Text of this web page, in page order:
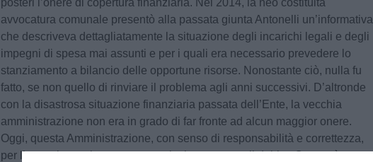
avvocatura comunale presentò alla passata giunta Antonelli un’informativa
che descriveva dettagliatamente la situazione degli incarichi legali e degli
impegni di spesa mai assunti e per i quali era necessario prevedere lo
stanziamento a bilancio delle opportune risorse. Nonostante ciò, nulla fu
fatto, se non quello di rinviare il problema agli anni successivi. D’altronde
con la disastrosa situazione finanziaria passata dell’Ente, la vecchia
amministrazione non era in grado di far fronte ad alcun maggior onere.
Oggi, questa Amministrazione, con senso di responsabilità e correttezza,
per l’ennesima volta, trova una soluzione e copre il debito. Questo è stato